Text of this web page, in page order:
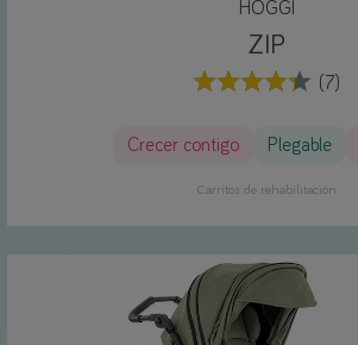
HOGGI
ZIP
(7)
Crecer contigo Plegable
Carritos de rehabilitación